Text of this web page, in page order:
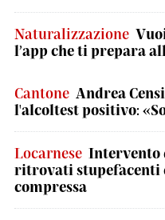
Naturalizzazione
l’app che ti prepara
Cantone Andrea
l'alcoltest positivo:
Locarnese Intervento
ritrovati stupefacenti
compressa